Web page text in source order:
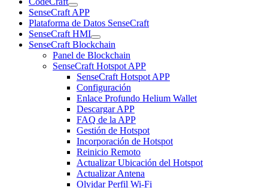
SenseCraft APP
Plataforma de Datos SenseCraft
SenseCraft HMI
SenseCraft Blockchain
Panel de Blockchain
SenseCraft Hotspot APP
SenseCraft Hotspot APP
Configuración
Enlace Profundo Helium Wallet
Descargar APP
FAQ de la APP
Gestión de Hotspot
Incorporación de Hotspot
Reinicio Remoto
Actualizar Ubicación del Hotspot
Actualizar Antena
Olvidar Perfil Wi-Fi